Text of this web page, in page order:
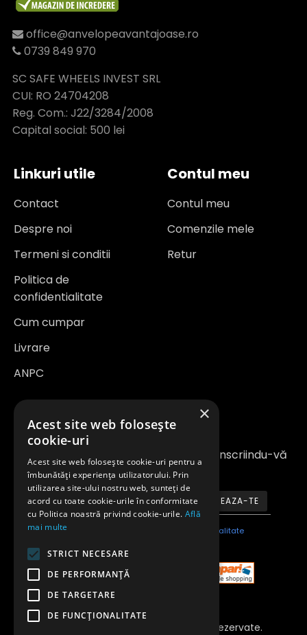
office@anvelopeavantajoase.ro
0739 849 970
SC SAFE WHEELS INVEST SRL
CUI: RO 24704208
Reg. Com.: J22/3284/2008
Capital social: 500 lei
Linkuri utile
Contact
Despre noi
Termeni si conditii
Politica de
confidentialitate
Cum cumpar
Livrare
ANPC
Contul meu
Contul meu
Comenzile mele
Retur
Newsletter
Fiți la curent cu noutățile și promoțiile înscriindu-vă
la newsletter-ul nostru
ABONEAZA-TE
Am citit şi sunt de acord cu Politica de confidentialitate
Copyright 2023 © Toate Drepturile Rezervate.
×
Acest site web folosește
cookie-uri
Acest site web folosește cookie-uri pentru a
îmbunătăți experiența utilizatorului. Prin
utilizarea site-ului nostru web, sunteți de
acord cu toate cookie-urile în conformitate
cu Politica noastră privind cookie-urile. Află
mai multe
STRICT NECESARE
DE PERFORMANȚĂ
DE TARGETARE
DE FUNCŢIONALITATE